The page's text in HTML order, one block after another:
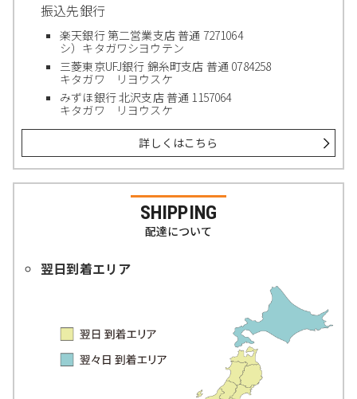
振込先銀行
楽天銀行 第二営業支店 普通 7271064
シ）キタガワシヨウテン
三菱東京UFJ銀行 錦糸町支店 普通 0784258
キタガワ リヨウスケ
みずほ銀行 北沢支店 普通 1157064
キタガワ リヨウスケ
詳しくはこちら
SHIPPING
配達について
翌日到着エリア